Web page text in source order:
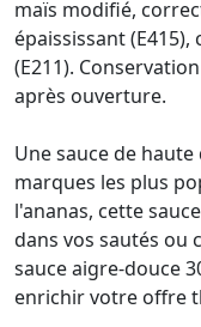
maïs modifié,
épaississant
(E211).
après ouverture.
Une sauce de
marques les plus
l'ananas, cette
dans vos sautés ou
sauce aigre-douce
enrichir votre offre